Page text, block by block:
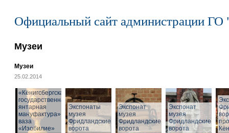
Официальный сайт администрации ГО
Музеи
Музеи
25.02.2014
«Кёнигсбергская
государственная
янтарная
мануфактура» -
ваза
«Изобилие»
Экспонаты
музея
Фридландские
ворота
Экспонат
музея
Фридландские
ворота
Экспонат
музея
Фридландские
ворота